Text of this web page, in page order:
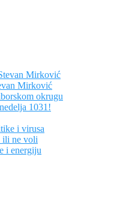
Mirković
Mirković
okrugu
1031!
i virusa
ili ne voli
i energiju